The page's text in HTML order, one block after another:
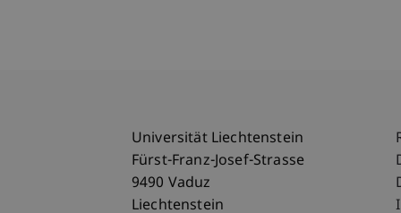
Universität Liechtenstein
Fürst-Franz-Josef-Strasse
9490 Vaduz
Liechtenstein